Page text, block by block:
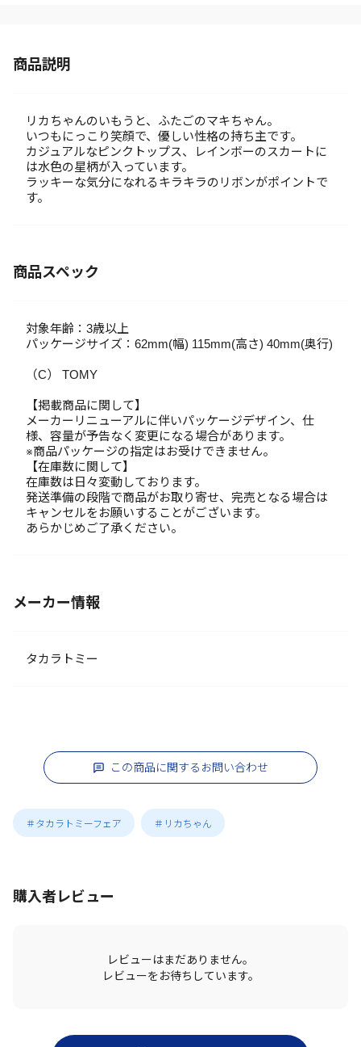
商品説明
リカちゃんのいもうと、ふたごのマキちゃん。
いつもにっこり笑顔で、優しい性格の持ち主です。
カジュアルなピンクトップス、レインボーのスカートに
は水色の星柄が入っています。
ラッキーな気分になれるキラキラのリボンがポイントで
す。
商品スペック
対象年齢：3歳以上
パッケージサイズ：62mm(幅) 115mm(高さ) 40mm(奥行)
（C） TOMY
【掲載商品に関して】
メーカーリニューアルに伴いパッケージデザイン、仕
様、容量が予告なく変更になる場合があります。
※商品パッケージの指定はお受けできません。
【在庫数に関して】
在庫数は日々変動しております。
発送準備の段階で商品がお取り寄せ、完売となる場合は
キャンセルをお願いすることがございます。
あらかじめご了承ください。
メーカー情報
タカラトミー
この商品に関するお問い合わせ
＃タカラトミーフェア ＃リカちゃん
購入者レビュー
レビューはまだありません。
レビューをお待ちしています。